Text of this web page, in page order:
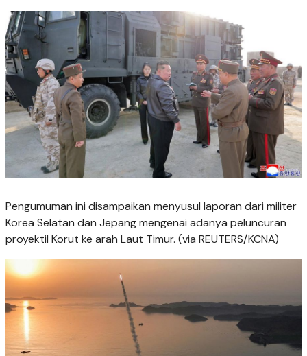
Pengumuman ini disampaikan menyusul laporan dari militer
Korea Selatan dan Jepang mengenai adanya peluncuran
proyektil Korut ke arah Laut Timur. (via REUTERS/KCNA)